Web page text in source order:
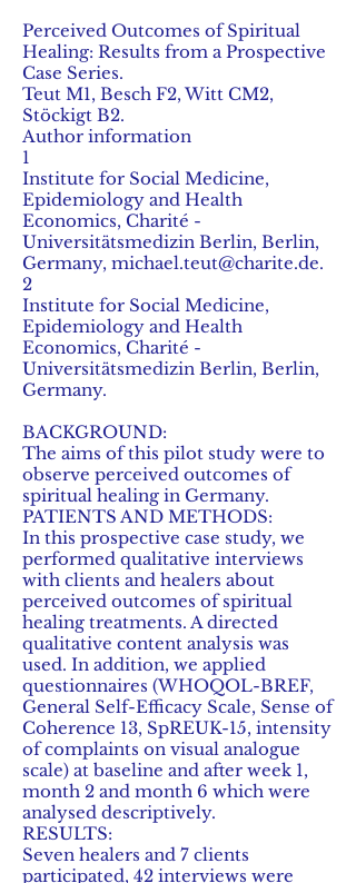
Perceived Outcomes of Spiritual
Healing: Results from a Prospective
Case Series.
Teut M1, Besch F2, Witt CM2,
Stöckigt B2.
Author information
1
Institute for Social Medicine,
Epidemiology and Health
Economics, Charité -
Universitätsmedizin Berlin, Berlin,
Germany, michael.teut@charite.de.
2
Institute for Social Medicine,
Epidemiology and Health
Economics, Charité -
Universitätsmedizin Berlin, Berlin,
Germany.
BACKGROUND:
The aims of this pilot study were to
observe perceived outcomes of
spiritual healing in Germany.
PATIENTS AND METHODS:
In this prospective case study, we
performed qualitative interviews
with clients and healers about
perceived outcomes of spiritual
healing treatments. A directed
qualitative content analysis was
used. In addition, we applied
questionnaires (WHOQOL-BREF,
General Self-Efficacy Scale, Sense of
Coherence 13, SpREUK-15, intensity
of complaints on visual analogue
scale) at baseline and after week 1,
month 2 and month 6 which were
analysed descriptively.
RESULTS:
Seven healers and 7 clients
participated, 42 interviews were